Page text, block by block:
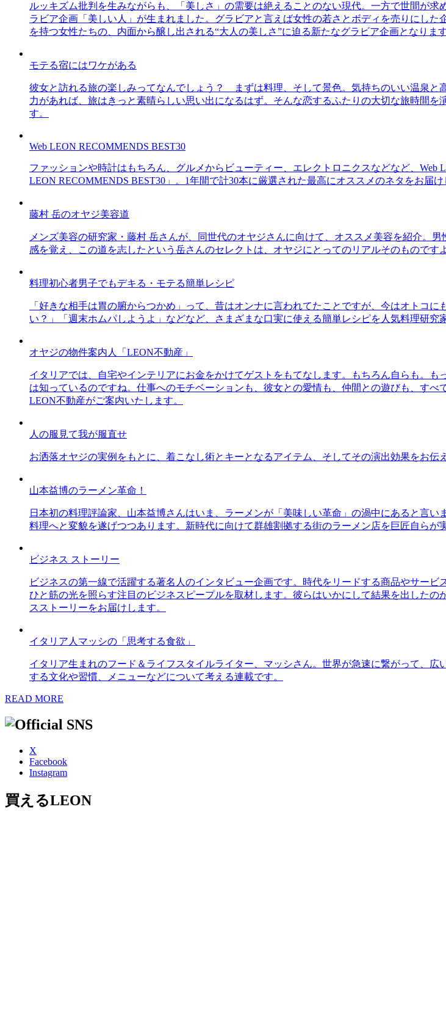
ルッキズム批判を生みながらも、「美しさ」の需要は絶えることのない現代。一方で世間が
ラビア企画「美しい人」が生まれました。グラビアと言えば女性の若さとボディを売りにし
を持つ女性たちの、内面から醸し出される“大人の美しさ”に迫る新たなグラビア企画となります
モテる宿にはワケがある
彼女と訪れる旅の楽しみってなんでしょう？ まずは料理、そして景色。気持ちのいい温泉
力があれば、旅はきっと素晴らしい思い出になるはず。そんな恋するふたりの大切な旅時間
す。
Web LEON RECOMMENDS BEST30
ファッションや時計はもちろん、グルメからビューティー、エレクトロニクスなどなど、
LEON RECOMMENDS BEST30」。1年間で計30本に厳選された最高にオススメのネタをお届け
藤村 岳のオヤジ美容道
メンズ美容の研究家・藤村 岳さんが、同世代のオヤジさんに向けて、オススメ美容を紹介。
感を覚え、この道を志したという岳さんのセレクトは、オヤジにとってのリアルそのものですよ
料理初心者男子でもデキる・モテる簡単レシピ
「好きな相手は胃の腑からつかめ」って、昔はオンナに言われてたことですが、今はオトコ
い？」「週末ホムパしようよ」などなど、さまざまな口実に使える簡単レシピを人気料理研究
オヤジの物件案内人「LEON不動産」
イタリアでは、自宅やインテリアにお金をかけてゲストをもてなします。もちろん自らも。
は知っているのですね。仕事へのモチベーションも、彼女との愛情も、仲間との遊びも、すべ
LEON不動産がご案内いたします。
人の服見て我が服直せ
お洒落オヤジの実例をもとに、着こなし術とキーとなるアイテム、そしてその演出効果をお伝
山本益博のラーメン革命！
日本初の料理評論家、山本益博さんはいま、ラーメンが「美味しい革命」の渦中にあると言
料理へと変貌を遂げつつあります。新時代に向けて群雄割拠する街のラーメン店を巨匠自らが
ビジネス ストーリー
ビジネスの第一線で活躍する著名人のインタビュー企画です。時代をリードする商品やサー
ひと筋の光を照らす注目のビジネスピープルを取材します。彼らはいかにして結果を出した
スストーリーをお届けします。
イタリア人マッシの「思考する食欲」
イタリア生まれのフード＆ライフスタイルライター、マッシさん。世界が急速に繋がって、
する文化や習慣、メニューなどについて考える連載です。
READ MORE
X
Facebook
Instagram
買えるLEON